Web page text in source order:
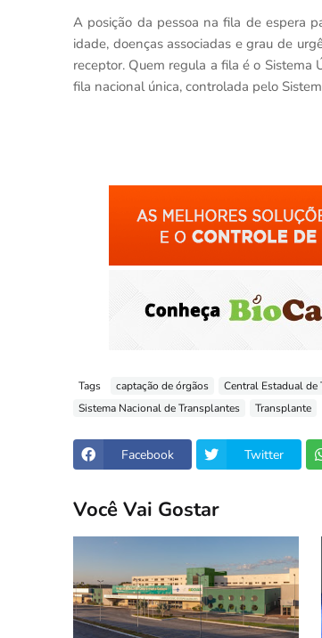
A posição da pessoa na fila de espera
idade, doenças associadas e grau de
receptor. Quem regula a fila é o Sistema
fila nacional única, controlada pelo
Tags captação de órgãos Central Estadual de
Sistema Nacional de Transplantes
Transplante
Facebook Twitter
Você Vai Gostar